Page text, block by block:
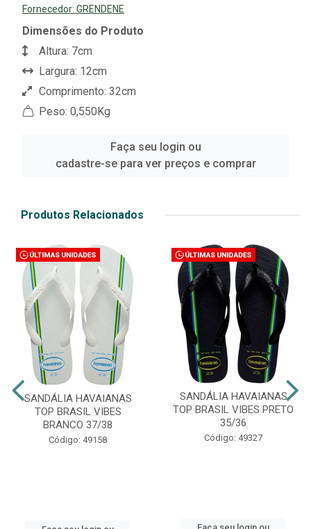
Fornecedor: GRENDENE
Dimensões do Produto
Altura: 7cm
Largura: 12cm
Comprimento: 32cm
Peso: 0,550Kg
Faça seu login ou
cadastre-se para ver preços e comprar
Produtos Relacionados
SANDÁLIA HAVAIANAS
TOP BRASIL VIBES
BRANCO 37/38
Código: 49158
SANDÁLIA HAVAIANAS
TOP BRASIL VIBES PRETO
35/36
Código: 49327